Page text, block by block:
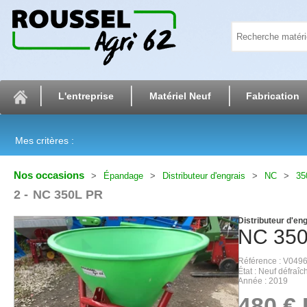
L'entreprise Matériel Neuf Fabrication
Mes critères :
Nos occasions Épandage Distributeur d'engrais NC
2 NC 350L PR
NC
Distributeur
Référence
V0496
État
Neuf
Année
2019